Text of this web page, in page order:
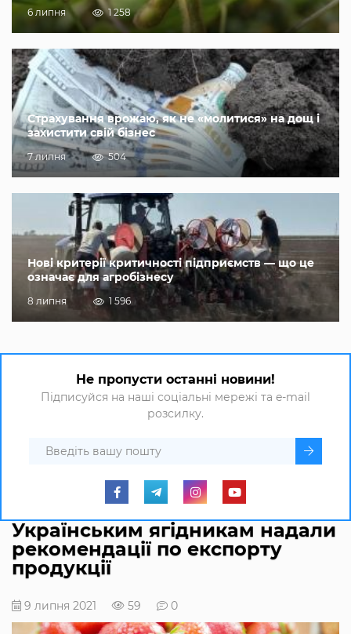
6 липня 1 258
Страхування врожаю, як не «молитися» на дощ і
захистити свій бізнес
7 липня 504
Нові критерії критичності підприємств — що це
означає для агробізнесу
8 липня 1 596
Не пропусти останні новини!
Підписуйся на наші соціальні мережі та e-mail
розсилку.
Українським ягідникам надали
рекомендації по експорту
продукції
9 липня 2021 59 0